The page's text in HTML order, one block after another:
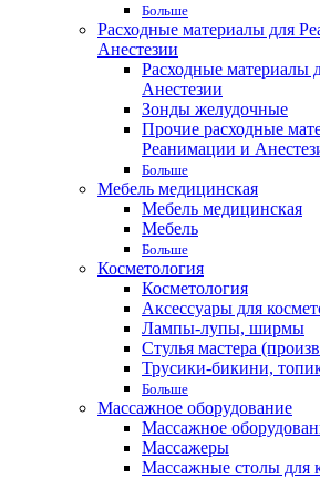
Больше
Расходные материалы для
Анестезии
Расходные материалы
Анестезии
Зонды желудочные
Прочие расходные
Реанимации и
Больше
Мебель медицинская
Мебель медицинская
Мебель
Больше
Косметология
Косметология
Аксессуары для
Лампы-лупы, ширмы
Стулья мастера
Трусики-бикини,
Больше
Массажное оборудование
Массажное
Массажеры
Массажные столы для